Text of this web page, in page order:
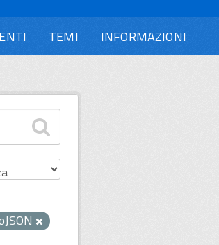
ENTI TEMI INFORMAZIONI